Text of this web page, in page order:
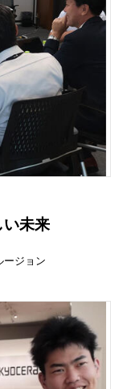
未来
ージョン